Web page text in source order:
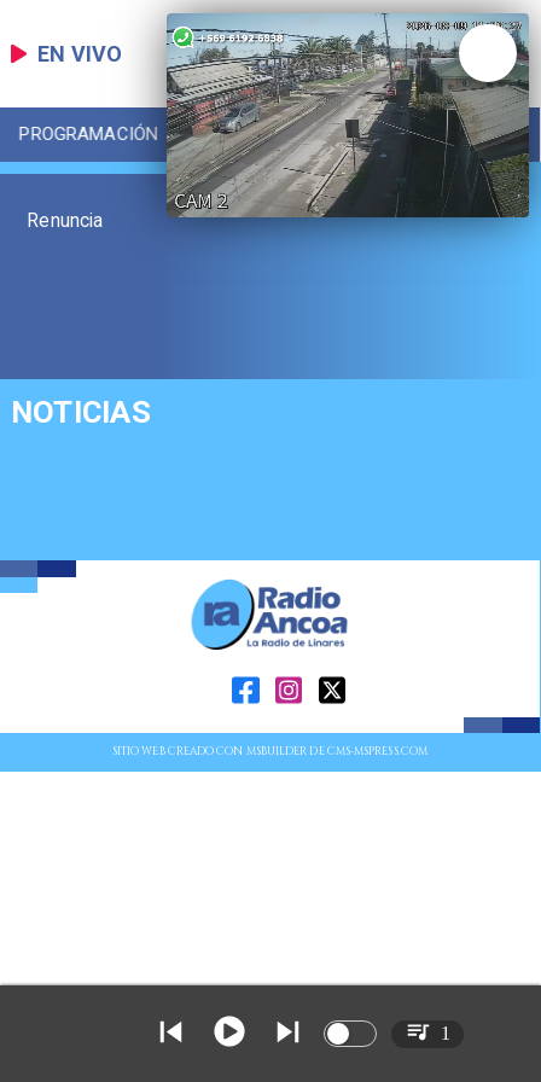
EN VIVO
PROGRAMACIÓN LOCAL DEPORTES
Renuncia
NOTICIAS
SITIO WEB CREADO CON MSBUILDER DE CMS-MSPRESS.COM
1